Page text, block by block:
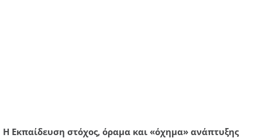
Η Εκπαίδευση στόχος, όραμα και «όχημα» ανάπτυξης